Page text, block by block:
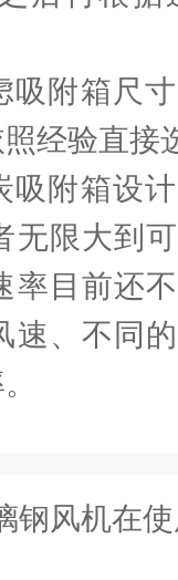
附箱尺寸
经验直接
附箱设计
无限大到
率目前还
速、不同
风机在使用前